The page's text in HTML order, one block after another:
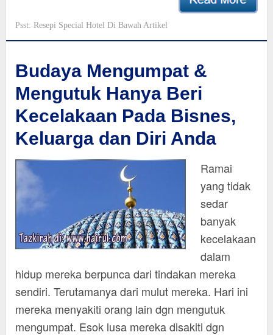
Psst: Resepi Special Hotel Di Bawah Artikel
Budaya Mengumpat &
Mengutuk Hanya Beri
Kecelakaan Pada Bisnes,
Keluarga dan Diri Anda
Ramai
yang tidak
sedar
banyak
kecelakaan
dalam
hidup mereka berpunca dari tindakan mereka
sendiri. Terutamanya dari mulut mereka. Hari ini
mereka menyakiti orang lain dgn mengutuk
mengumpat. Esok lusa mereka disakiti dgn